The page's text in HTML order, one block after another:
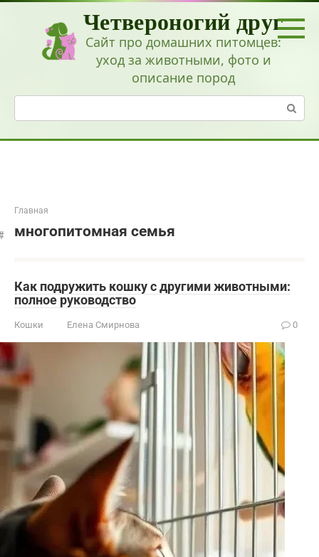
Перейти
Четвероногий друг
Сайт про домашних питомцев:
уход за животными, фото и
описание пород
Поиск:
Главная
многопитомная семья
Как подружить кошку с другими животными:
полное руководство
Кошки Елена Смирнова 0